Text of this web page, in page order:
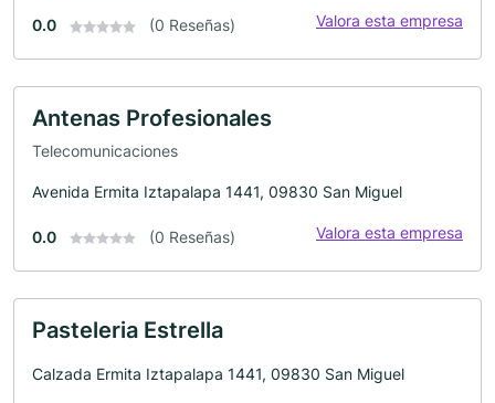
0.0 (0 Reseñas) Valora esta empresa
Antenas Profesionales
Telecomunicaciones
Avenida Ermita Iztapalapa 1441, 09830 San Miguel
0.0 (0 Reseñas) Valora esta empresa
Pasteleria Estrella
Calzada Ermita Iztapalapa 1441, 09830 San Miguel